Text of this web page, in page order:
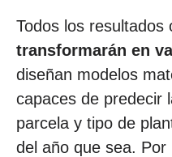
Todos los resultados
transformarán en
diseñan modelos
capaces de predecir
parcela y tipo de
del año que sea.